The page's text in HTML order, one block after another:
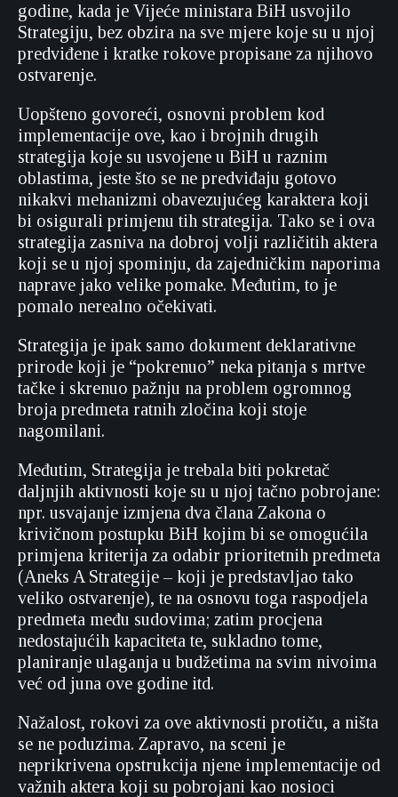
godine, kada je Vijeće ministara BiH usvojilo
Strategiju, bez obzira na sve mjere koje su u njoj
predviđene i kratke rokove propisane za njihovo
ostvarenje.
Uopšteno govoreći, osnovni problem kod
implementacije ove, kao i brojnih drugih
strategija koje su usvojene u BiH u raznim
oblastima, jeste što se ne predviđaju gotovo
nikakvi mehanizmi obavezujućeg karaktera koji
bi osigurali primjenu tih strategija. Tako se i ova
strategija zasniva na dobroj volji različitih aktera
koji se u njoj spominju, da zajedničkim naporima
naprave jako velike pomake. Međutim, to je
pomalo nerealno očekivati.
Strategija je ipak samo dokument deklarativne
prirode koji je “pokrenuo” neka pitanja s mrtve
tačke i skrenuo pažnju na problem ogromnog
broja predmeta ratnih zločina koji stoje
nagomilani.
Međutim, Strategija je trebala biti pokretač
daljnjih aktivnosti koje su u njoj tačno pobrojane:
npr. usvajanje izmjena dva člana Zakona o
krivičnom postupku BiH kojim bi se omogućila
primjena kriterija za odabir prioritetnih predmeta
(Aneks A Strategije – koji je predstavljao tako
veliko ostvarenje), te na osnovu toga raspodjela
predmeta među sudovima; zatim procjena
nedostajućih kapaciteta te, sukladno tome,
planiranje ulaganja u budžetima na svim nivoima
već od juna ove godine itd.
Nažalost, rokovi za ove aktivnosti protiču, a ništa
se ne poduzima. Zapravo, na sceni je
neprikrivena opstrukcija njene implementacije od
važnih aktera koji su pobrojani kao nosioci